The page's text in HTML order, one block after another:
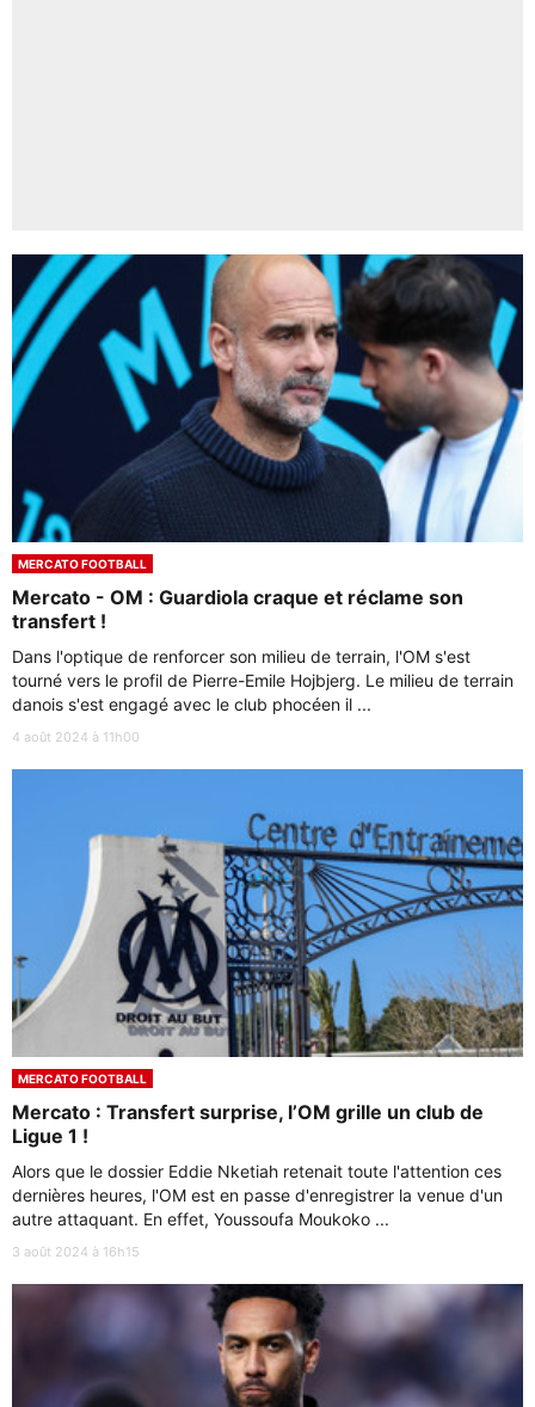
MERCATO FOOTBALL
Mercato - OM : Guardiola craque et réclame son
transfert !
Dans l'optique de renforcer son milieu de terrain, l'OM s'est
tourné vers le profil de Pierre-Emile Hojbjerg. Le milieu de terrain
danois s'est engagé avec le club phocéen il ...
4 août 2024 à 11h00
MERCATO FOOTBALL
Mercato : Transfert surprise, l’OM grille un club de
Ligue 1 !
Alors que le dossier Eddie Nketiah retenait toute l'attention ces
dernières heures, l'OM est en passe d'enregistrer la venue d'un
autre attaquant. En effet, Youssoufa Moukoko ...
3 août 2024 à 16h15